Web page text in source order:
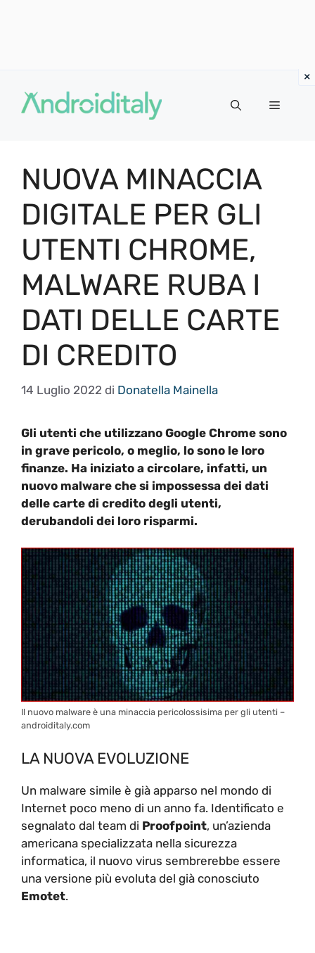
contenuto
MENU
NUOVA MINACCIA
DIGITALE PER GLI
UTENTI CHROME,
MALWARE RUBA I
DATI DELLE CARTE
DI CREDITO
14 Luglio 2022 di Donatella Mainella
Gli utenti che utilizzano Google Chrome sono
in grave pericolo, o meglio, lo sono le loro
finanze. Ha iniziato a circolare, infatti, un
nuovo malware che si impossessa dei dati
delle carte di credito degli utenti,
derubandoli dei loro risparmi.
Il nuovo malware è una minaccia pericolossisima per gli utenti –
androiditaly.com
LA NUOVA EVOLUZIONE
Un malware simile è già apparso nel mondo di
Internet poco meno di un anno fa. Identificato e
segnalato dal team di Proofpoint, un’azienda
americana specializzata nella sicurezza
informatica, il nuovo virus sembrerebbe essere
una versione più evoluta del già conosciuto
Emotet.